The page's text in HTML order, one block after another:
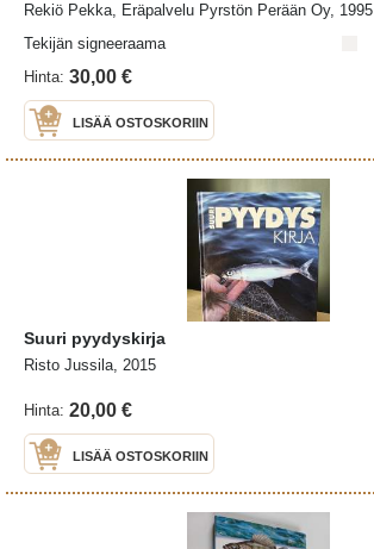
Rekiö Pekka, Eräpalvelu Pyrstön Perään Oy, 1995
Tekijän signeeraama
Hinta: 30,00 €
LISÄÄ OSTOSKORIIN
Suuri pyydyskirja
Risto Jussila, 2015
Hinta: 20,00 €
LISÄÄ OSTOSKORIIN